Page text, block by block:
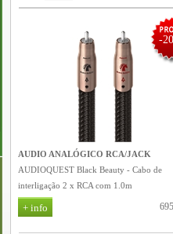
AUDIO ANALÓGICO RCA/JACK
AUDIOQUEST Black Beauty - Cabo de
interligação 2 x RCA com 1.0m
-